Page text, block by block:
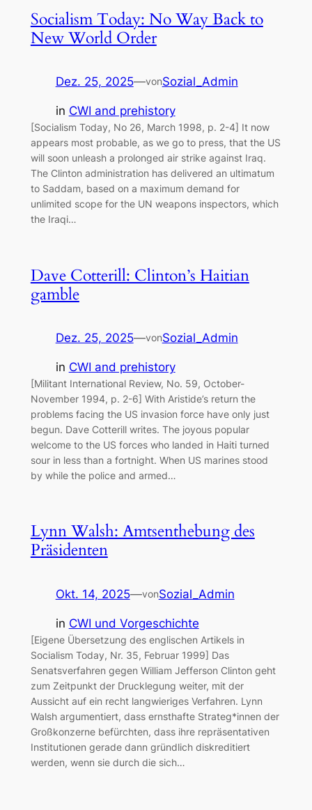
Socialism Today: No Way Back to
New World Order
Dez. 25, 2025—vonSozial_Admin
in CWI and prehistory
[Socialism Today, No 26, March 1998, p. 2-4] It now
appears most probable, as we go to press, that the US
will soon unleash a prolonged air strike against Iraq.
The Clinton administration has delivered an ultimatum
to Saddam, based on a maximum demand for
unlimited scope for the UN weapons inspectors, which
the Iraqi…
Dave Cotterill: Clinton’s Haitian
gamble
Dez. 25, 2025—vonSozial_Admin
in CWI and prehistory
[Militant International Review, No. 59, October-
November 1994, p. 2-6] With Aristide’s return the
problems facing the US invasion force have only just
begun. Dave Cotterill writes. The joyous popular
welcome to the US forces who landed in Haiti turned
sour in less than a fortnight. When US marines stood
by while the police and armed…
Lynn Walsh: Amtsenthebung des
Präsidenten
Okt. 14, 2025—vonSozial_Admin
in CWI und Vorgeschichte
[Eigene Übersetzung des englischen Artikels in
Socialism Today, Nr. 35, Februar 1999] Das
Senatsverfahren gegen William Jefferson Clinton geht
zum Zeitpunkt der Drucklegung weiter, mit der
Aussicht auf ein recht langwieriges Verfahren. Lynn
Walsh argumentiert, dass ernsthafte Strateg*innen der
Großkonzerne befürchten, dass ihre repräsentativen
Institutionen gerade dann gründlich diskreditiert
werden, wenn sie durch die sich…